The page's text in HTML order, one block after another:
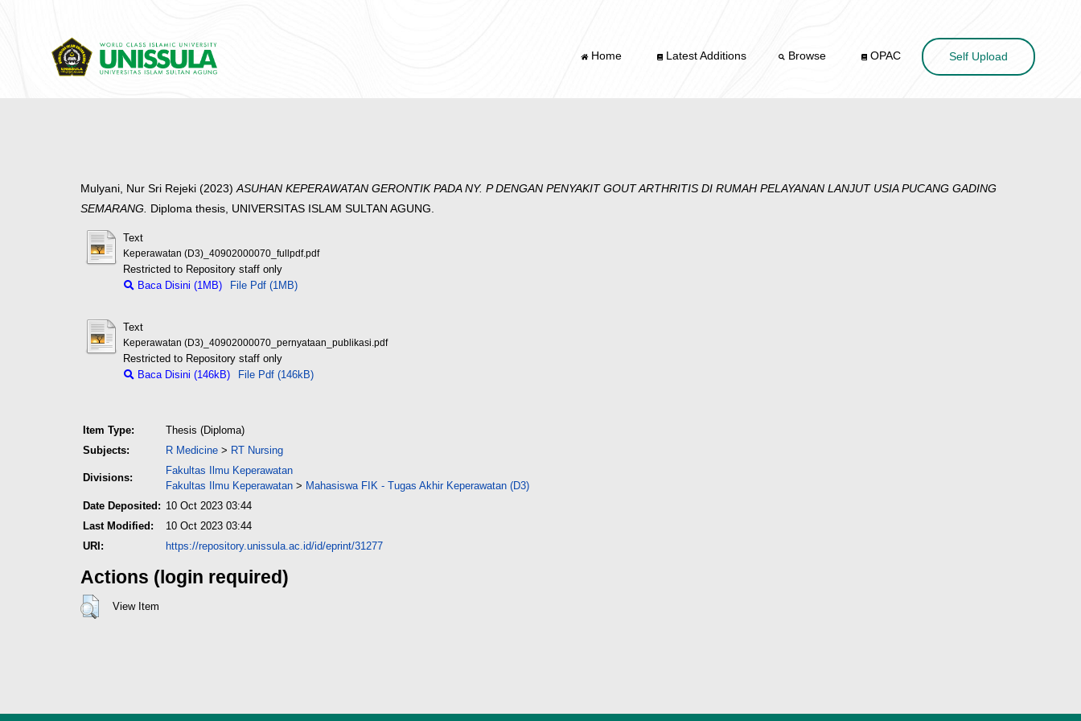
Home Latest Additions Browse OPAC Self Upload
Mulyani, Nur Sri Rejeki (2023)ASUHAN KEPERAWATAN GERONTIK PADA NY. P DENGAN PENYAKIT GOUT ARTHRITIS DI RUMAH PELAYANAN LANJUT USIA PUCANG GADING
SEMARANG. Diploma thesis, UNIVERSITAS ISLAM SULTAN AGUNG.
Text
Keperawatan (D3)_40902000070_fullpdf.pdf
Restricted to Repository staff only
Baca Disini (1MB)
File Pdf (1MB)
Text
Keperawatan (D3)_40902000070_pernyataan_publikasi.pdf
Restricted to Repository staff only
Baca Disini (146kB)
File Pdf (146kB)
Item Type:
Thesis (Diploma)
Subjects:
R Medicine > RT Nursing
Divisions:
Fakultas Ilmu Keperawatan
Fakultas Ilmu Keperawatan > Mahasiswa FIK - Tugas Akhir Keperawatan (D3)
Date Deposited: 10 Oct 2023 03:44
Last Modified:
10 Oct 2023 03:44
URI:
https://repository.unissula.ac.id/id/eprint/31277
Actions (login required)
View Item